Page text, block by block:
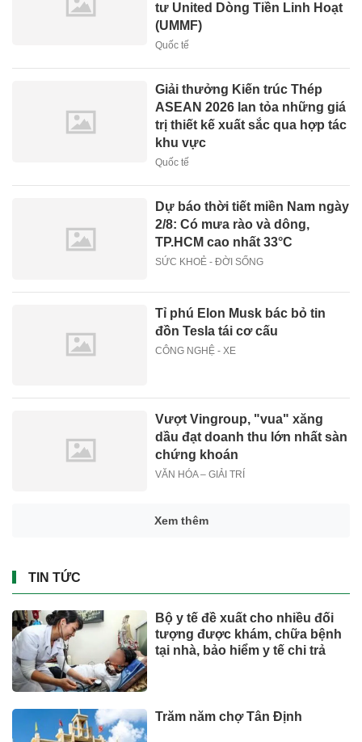
tư United Dòng Tiền Linh Hoạt
(UMMF)
Quốc tế
Giải thưởng Kiến trúc Thép
ASEAN 2026 lan tỏa những giá
trị thiết kế xuất sắc qua hợp tác
khu vực
Quốc tế
Dự báo thời tiết miền Nam ngày
2/8: Có mưa rào và dông,
TP.HCM cao nhất 33°C
SỨC KHOẺ - ĐỜI SỐNG
Tỉ phú Elon Musk bác bỏ tin
đồn Tesla tái cơ cấu
CÔNG NGHỆ - XE
Vượt Vingroup, "vua" xăng
dầu đạt doanh thu lớn nhất sàn
chứng khoán
VĂN HÓA – GIẢI TRÍ
Xem thêm
TIN TỨC
Bộ y tế đề xuất cho nhiều đối
tượng được khám, chữa bệnh
tại nhà, bảo hiểm y tế chi trả
Trăm năm chợ Tân Định